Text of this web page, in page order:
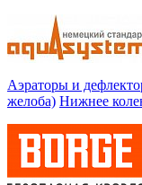
Аэраторы и
желоба) Нижнее